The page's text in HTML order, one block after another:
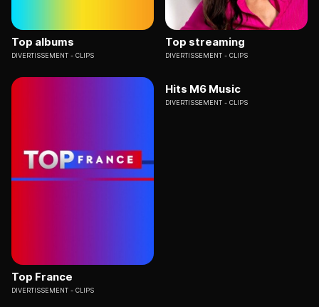
Top albums
DIVERTISSEMENT CLIPS
Top streaming
DIVERTISSEMENT CLIPS
Top France
DIVERTISSEMENT CLIPS
Hits M6 Music
DIVERTISSEMENT CLIPS